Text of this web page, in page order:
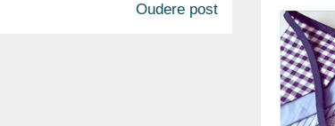
Oudere post